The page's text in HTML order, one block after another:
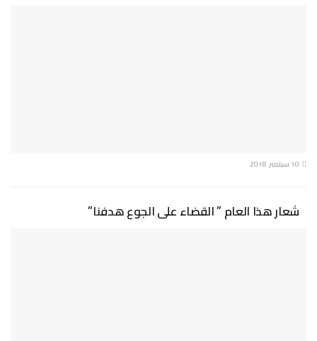
شعار هذا العام ” القضاء على الجوع هدفنا”